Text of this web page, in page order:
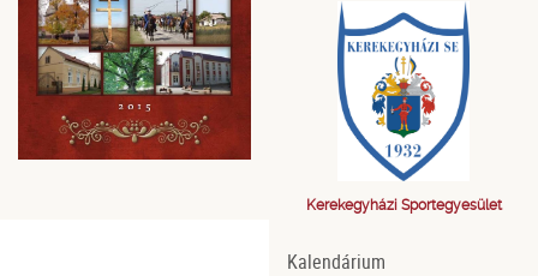
Kerekegyházi Sportegyesület
Kalendárium